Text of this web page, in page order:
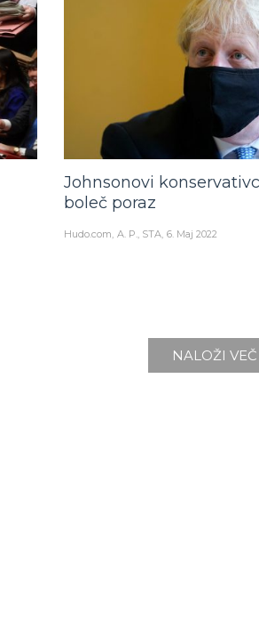
Johnsonovi
boleč poraz
Hudo.com A. P., STA 6. Maj 2022
NALOŽI VEČ